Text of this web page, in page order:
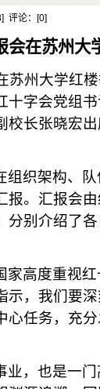
评论：[0]
会在苏州大
苏州大学红
字会党组
校长张晓宏
织架构、
。汇报会
分别介绍了
高度重视
，我们要
任务，充
，也是一